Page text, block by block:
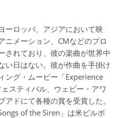
ーロッパ、アジアにおいて映
ニメーション、CMなどのプロ
されており、彼の楽曲が世界中
い日はない。彼が作曲を手掛け
ング・ムービー「Experience
スティバル、ウェビー・アワ
ドにて各種の賞を受賞した。
of the Siren」は米ビルボ